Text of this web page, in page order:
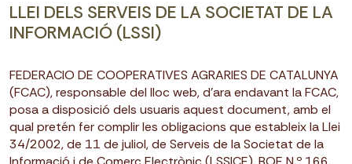
LLEI DELS SERVEIS DE LA SOCIETAT DE LA
INFORMACIÓ (LSSI)
FEDERACIO DE COOPERATIVES AGRARIES DE CATALUNYA
(FCAC), responsable del lloc web, d’ara endavant la FCAC,
posa a disposició dels usuaris aquest document, amb el
qual pretén fer complir les obligacions que estableix la Llei
34/2002, de 11 de juliol, de Serveis de la Societat de la